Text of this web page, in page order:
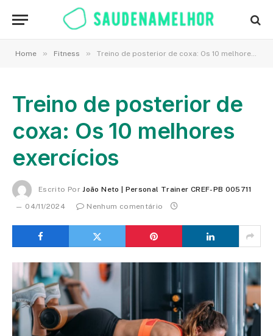
Home » Fitness » Treino de posterior de coxa: Os 10 melhores exercícios
Treino de posterior de
coxa: Os 10 melhores
exercícios
Escrito Por João Neto | Personal Trainer CREF-PB 005711
04/11/2024
Nenhum comentário